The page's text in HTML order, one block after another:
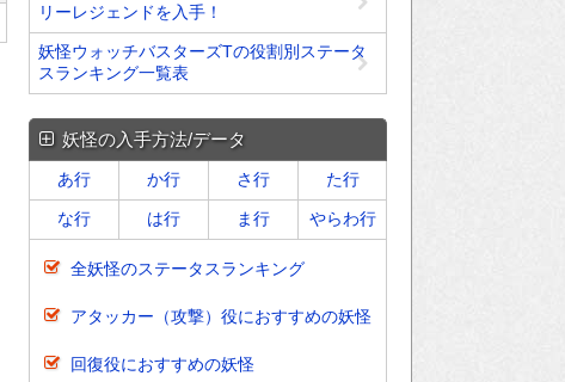
リーレジェンドを入手！
妖怪ウォッチバスターズTの役割別ステータ
スランキング一覧表
妖怪の入手方法/データ
あ行 か行 さ行 た行
な行 は行 ま行 やらわ行
全妖怪のステータスランキング
アタッカー（攻撃）役におすすめの妖怪
回復役におすすめの妖怪